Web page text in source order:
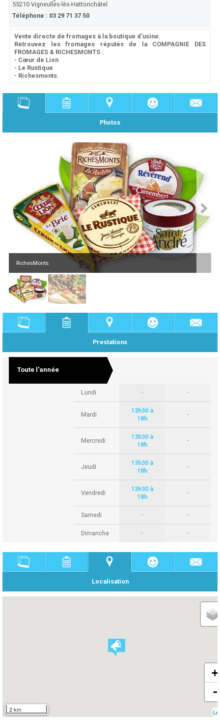
55210Vigneulles-lès-Hattonchâtel
Téléphone : 03 29 71 37 50
Vente directe de fromages à la boutique d'usine.
Retrouvez les fromages réputés de la COMPAGNIE DES
FROMAGES & RICHESMONTS :
- Cœur de Lion
- Le Rustique
- Richesmonts.
Photos
RichesMonts
Prestations
Toute l'année
Lundi - -
Mardi
13h30 à
18h
-
Mercredi
13h30 à
18h
-
Jeudi
13h30 à
18h
-
Vendredi
13h30 à
18h
-
Samedi - -
Dimanche - -
Localisation
2 km
+
-